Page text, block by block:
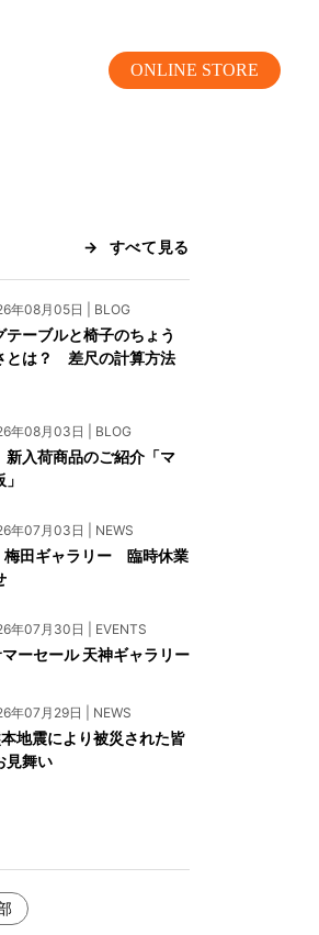
ONLINE STORE
くあるご質問
問い合わせ
料請求
工務店様・設計会社様向けお問い合わせ
枚板買い取りに関して
すべて見る
年08月05日 | BLOG
テーブルと椅子のちょう
とは？ 差尺の計算方法
年08月03日 | BLOG
新入荷商品のご紹介「マ
年07月03日 | NEWS
田ギャラリー 臨時休業
年07月30日 | EVENTS
ーセール 天神ギャラリー
年07月29日 | NEWS
地震により被災された皆
見舞い